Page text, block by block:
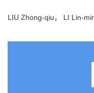
LIU Zhong-qiu， LI Lin-